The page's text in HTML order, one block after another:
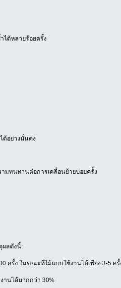
ได้หลายร้อยครั้ง
ด้อย่างมั่นคง
มทนทานต่อการเคลื่อนย้ายบ่อยครั้ง
ผลดังนี้:
ครั้ง ในขณะที่ไม้แบบใช้งานได้เพียง 3-5 ครั้
านได้มากกว่า 30%